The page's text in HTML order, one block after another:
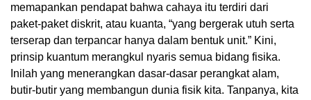
memapankan pendapat bahwa cahaya itu terdiri dari
paket-paket diskrit, atau kuanta, “yang bergerak utuh serta
terserap dan terpancar hanya dalam bentuk unit.” Kini,
prinsip kuantum merangkul nyaris semua bidang fisika.
Inilah yang menerangkan dasar-dasar perangkat alam,
butir-butir yang membangun dunia fisik kita. Tanpanya, kita